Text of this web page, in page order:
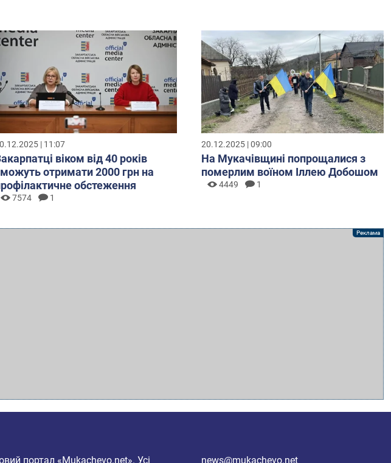
| 11:07
віком від 40 років
отримати 2000 грн на
обстеження
7574 1
20.12.2025 | 09:00
На Мукачівщині попрощалися з
померлим воїном Іллею Добошом
4449 1
портал «Mukachevo.net». Усі news@mukachevo.net